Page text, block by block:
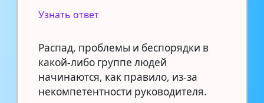
Узнать ответ
Распад, проблемы и беспорядки в
какой-либо группе людей
начинаются, как правило, из-за
некомпетентности руководителя.